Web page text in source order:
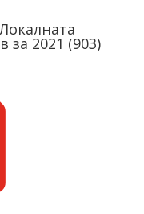
за 2021 (903)